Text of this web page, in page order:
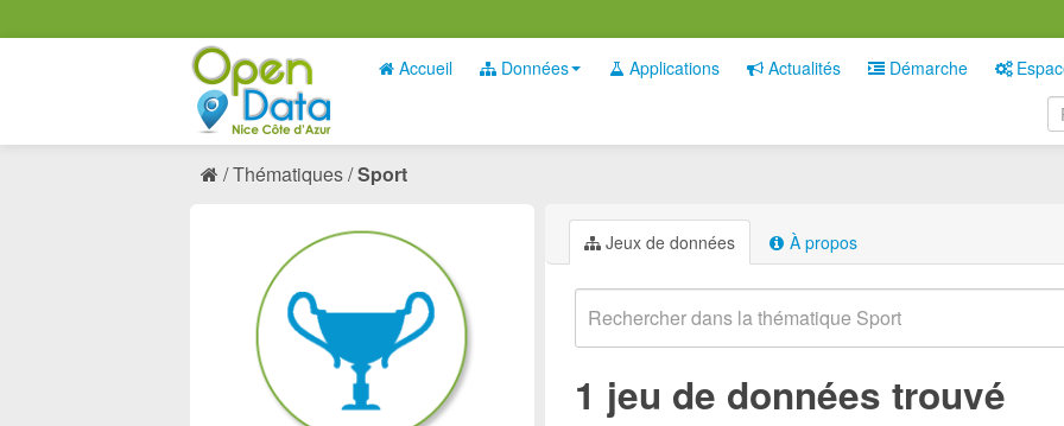
Accueil Données Applications Actualités Démarche
Thématiques Sport
Jeux de données À propos
1 jeu de données trouvé